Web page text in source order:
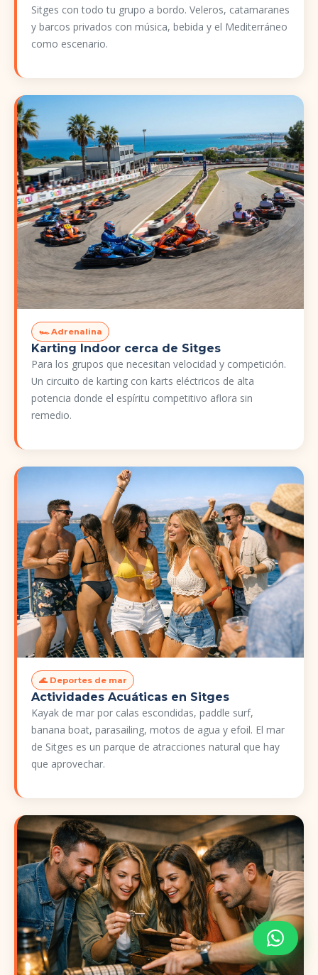
Sitges con todo tu grupo a bordo. Veleros, catamaranes
y barcos privados con música, bebida y el Mediterráneo
como escenario.
🏎️ Adrenalina
Karting Indoor cerca de Sitges
Para los grupos que necesitan velocidad y competición.
Un circuito de karting con karts eléctricos de alta
potencia donde el espíritu competitivo aflora sin
remedio.
🌊 Deportes de mar
Actividades Acuáticas en Sitges
Kayak de mar por calas escondidas, paddle surf,
banana boat, parasailing, motos de agua y efoil. El mar
de Sitges es un parque de atracciones natural que hay
que aprovechar.